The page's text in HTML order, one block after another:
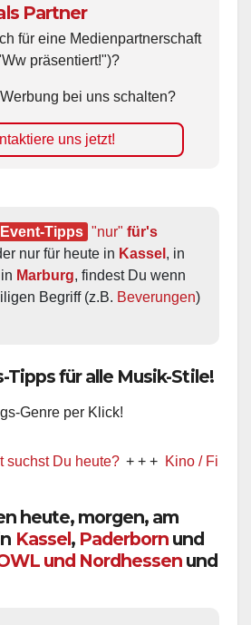
Partner
für eine Medienpartnerschaft
präsentiert!")?
bei uns schalten?
uns jetzt!
Tipps "nur" für's
nur für heute in Kassel
Marburg, findest Du wenn
Begriff (z.B. Beverungen)
für alle Musik-Stile!
Genre per Klick!
Du heute? + + + Kino / Film + + +
heute, morgen, am
Kassel, Paderborn und
und Nordhessen und